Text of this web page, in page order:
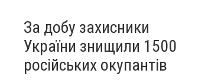
За добу захисники
України знищили 1500
російських окупантів